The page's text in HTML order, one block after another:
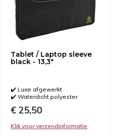
Tablet / Laptop sleeve
black - 13,3"
✔️ Luxe afgewerkt
✔️ Waterdicht polyester
€ 25,50
Klik voor verzendinformatie